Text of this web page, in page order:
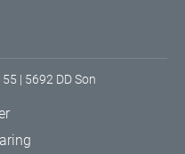
| 5692 DD Son